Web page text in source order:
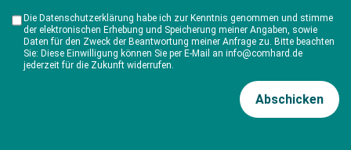
Die Datenschutzerklärung habe ich zur Kenntnis genommen und stimme
der elektronischen Erhebung und Speicherung meiner Angaben, sowie
Daten für den Zweck der Beantwortung meiner Anfrage zu. Bitte beachten
Sie: Diese Einwilligung können Sie per E-Mail an info@comhard.de
jederzeit für die Zukunft widerrufen.